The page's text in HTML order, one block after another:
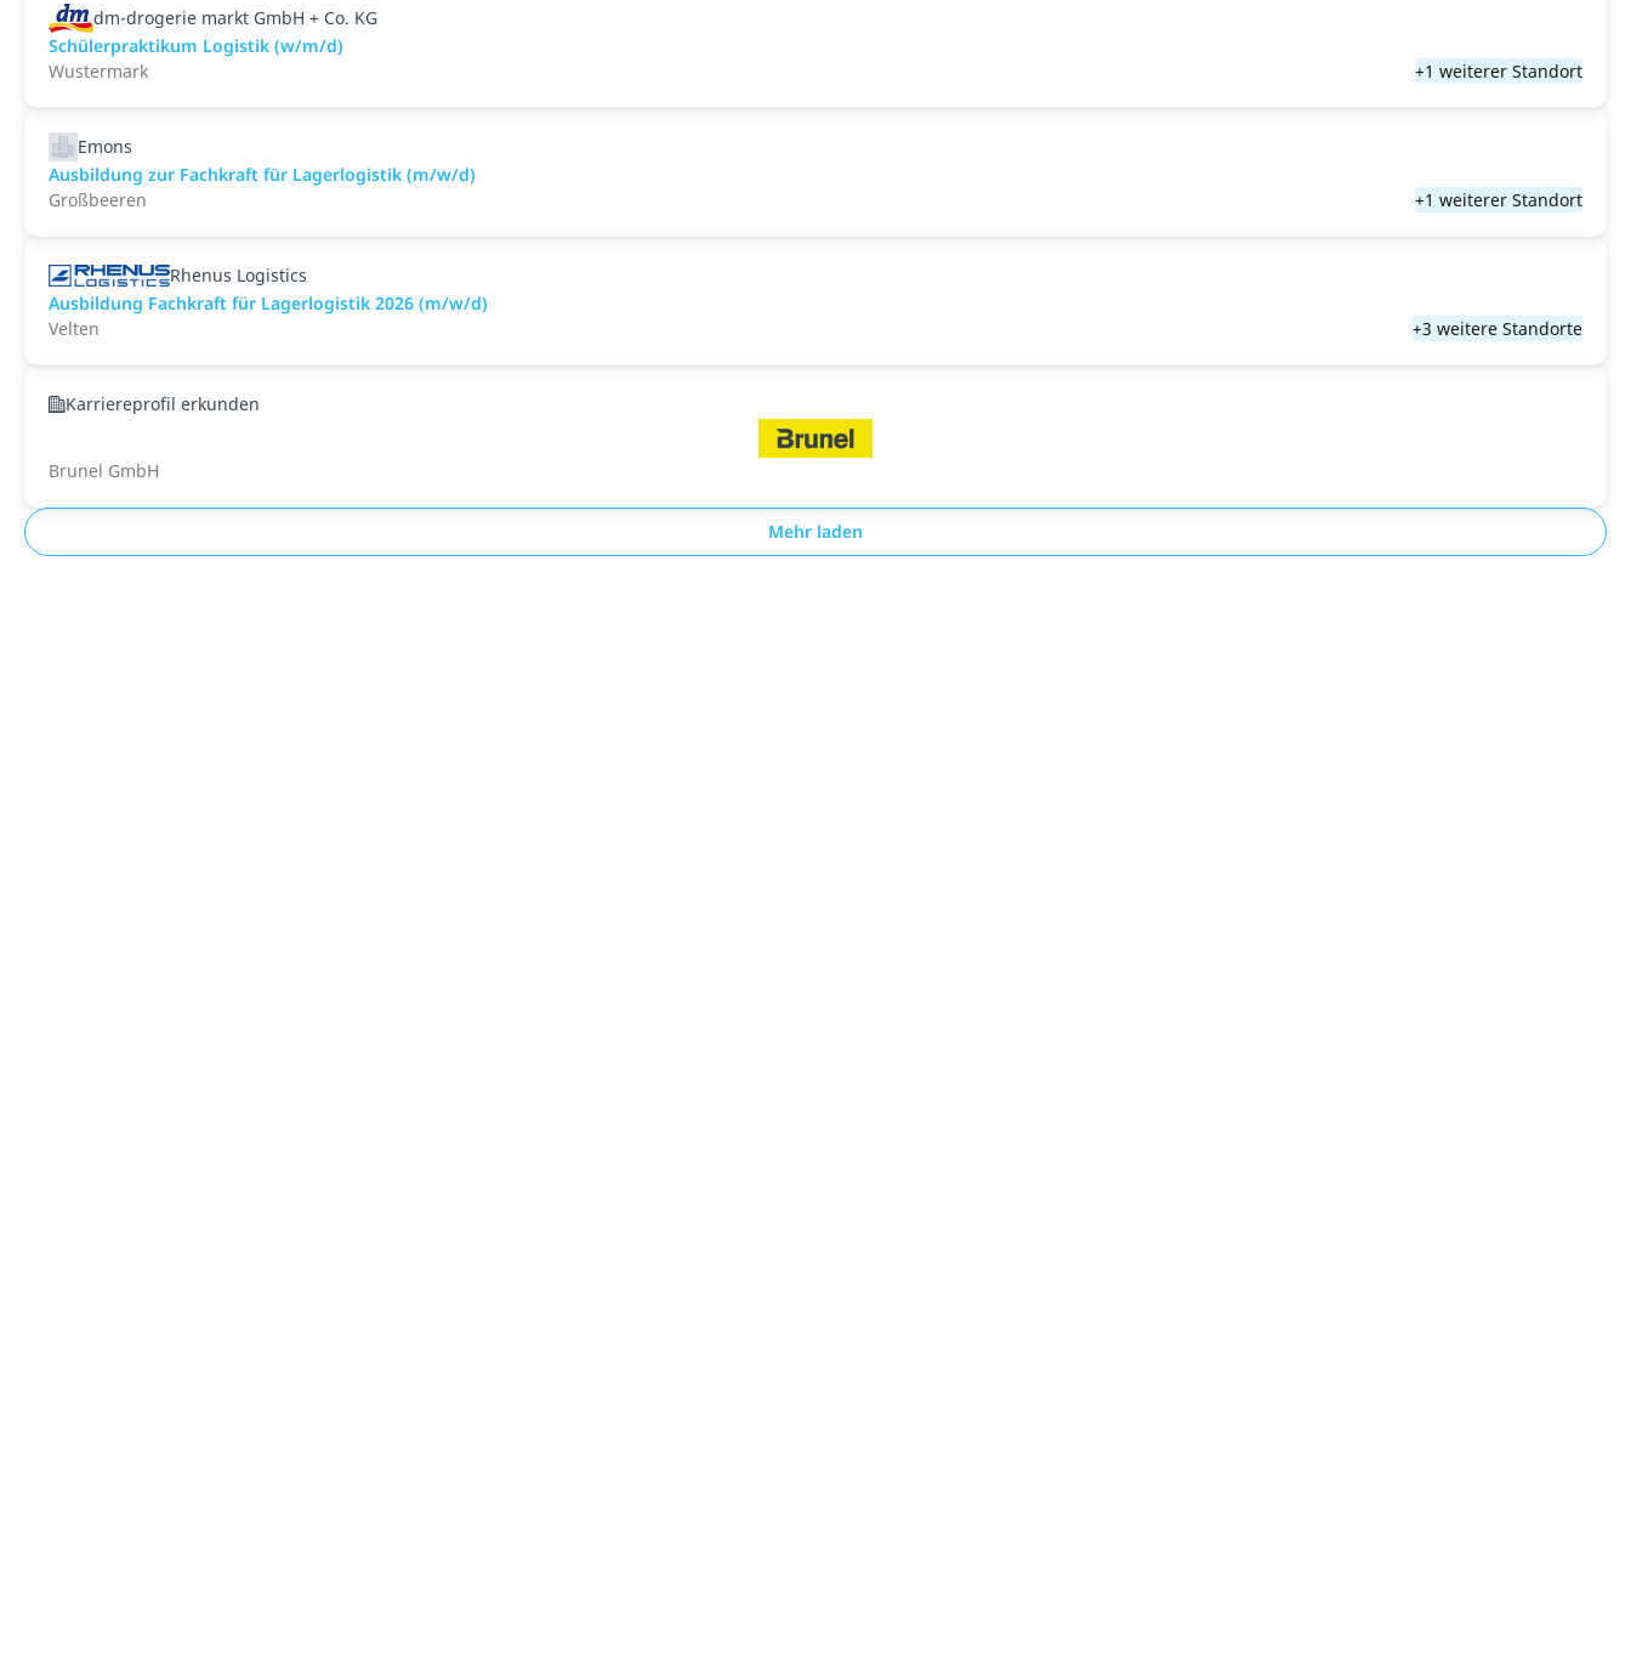
dm-drogerie markt GmbH + Co. KG
Schülerpraktikum Logistik (w/m/d)
Wustermark
+1 weiterer Standort
Emons
Ausbildung zur Fachkraft für Lagerlogistik (m/w/d)
Großbeeren
+1 weiterer Standort
Rhenus Logistics
Ausbildung Fachkraft für Lagerlogistik 2026 (m/w/d)
Velten
+3 weitere Standorte
Karriereprofil erkunden
Brunel GmbH
Mehr laden